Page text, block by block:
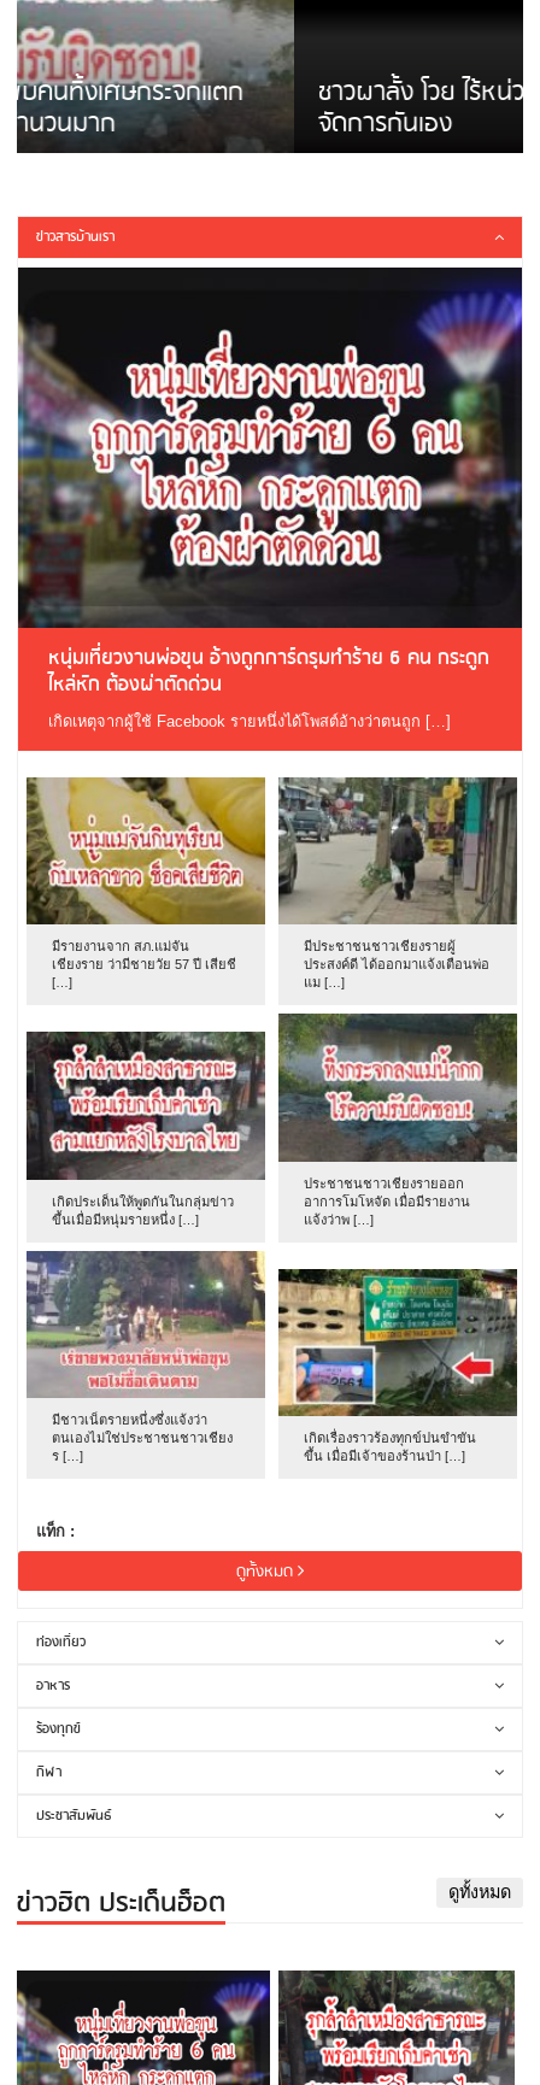
ชาวผาลั้ง โวย ไร้หน่วยงานดูแล ดินสไลด์ ต้อง
จัดการกันเอง
ข่าวสารบ้านเรา
หนุ่มเที่ยวงานพ่อขุน อ้างถูกการ์ดรุมทำร้าย 6 คน กระดูก
ไหล่หัก ต้องผ่าตัดด่วน
เกิดเหตุจากผู้ใช้ Facebook รายหนึ่งได้โพสต์อ้างว่าตนถูก […]
มีรายงานจาก สภ.แม่จัน
เชียงราย ว่ามีชายวัย 57 ปี เสียชี
[…]
มีประชาชนชาวเชียงรายผู้
ประสงค์ดี ได้ออกมาแจ้งเตือนพ่อ
แม […]
เกิดประเด็นให้พูดกันในกลุ่มข่าว
ขึ้นเมื่อมีหนุ่มรายหนึ่ง […]
ประชาชนชาวเชียงรายออก
อาการโมโหจัด เมื่อมีรายงาน
แจ้งว่าพ […]
มีชาวเน็ตรายหนึ่งซึ่งแจ้งว่า
ตนเองไม่ใช่ประชาชนชาวเชียง
ร […]
เกิดเรื่องราวร้องทุกข์ปนขำขัน
ขึ้น เมื่อมีเจ้าของร้านป่า […]
แท็ก :
ดูทั้งหมด
ท่องเที่ยว
อาหาร
ร้องทุกข์
กีฬา
ประชาสัมพันธ์
ข่าวฮิต ประเด็นฮ็อต ดูทั้งหมด